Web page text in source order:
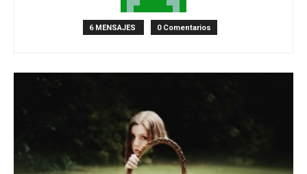
6 MENSAJES 0 Comentarios